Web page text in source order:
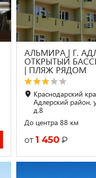
АЛЬМИРА | Г.
ОТКРЫТЫЙ
| ПЛЯЖ РЯДОМ
Краснодарский
Адлерский район,
д.8
До центра 88 км
от1 450 ₽